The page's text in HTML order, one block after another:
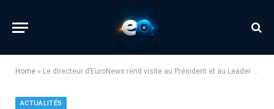
Home » Le directeur d’EuroNews rend visite au Président et au Leader national au Turkménistan
ACTUALITÉS